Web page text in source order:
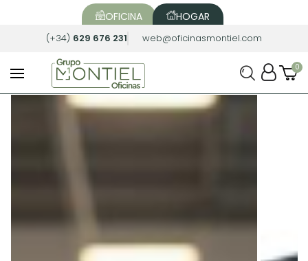
OFICINA HOGAR
(+34) 629 676 231 web@oficinasmontiel.com